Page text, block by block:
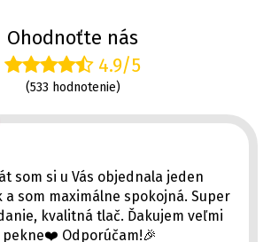
Ohodnoťte nás
4.9/5
(533 hodnotenie)
som si u Vás objednala jeden
som maximálne spokojná. Super
kvalitná tlač. Ďakujem veľmi
pekne❤️ Odporúčam!🎉